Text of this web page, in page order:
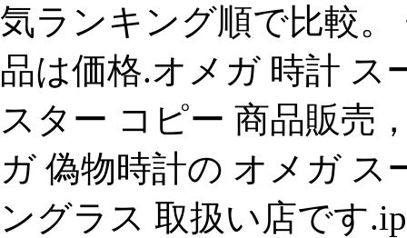
気ランキング順で比較。
品は価格.オメガ 時計 ス
スター コピー 商品販売
ガ 偽物時計の オメガ ス
ングラス 取扱い店です